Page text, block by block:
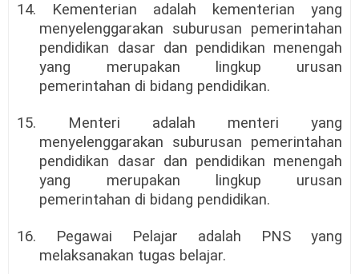
14. Kementerian adalah kementerian yang
menyelenggarakan suburusan pemerintahan
pendidikan dasar dan pendidikan menengah
yang merupakan lingkup urusan
pemerintahan di bidang pendidikan.
15. Menteri adalah menteri yang
menyelenggarakan suburusan pemerintahan
pendidikan dasar dan pendidikan menengah
yang merupakan lingkup urusan
pemerintahan di bidang pendidikan.
16. Pegawai Pelajar adalah PNS yang
melaksanakan tugas belajar.